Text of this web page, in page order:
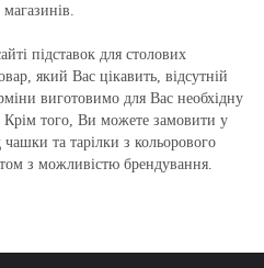
підставок для столових
який Вас цікавить, відсутній
виготовимо для Вас необхідну
Крім того, Ви можете замовити у
та тарілки з кольорового
з можливістю брендування.